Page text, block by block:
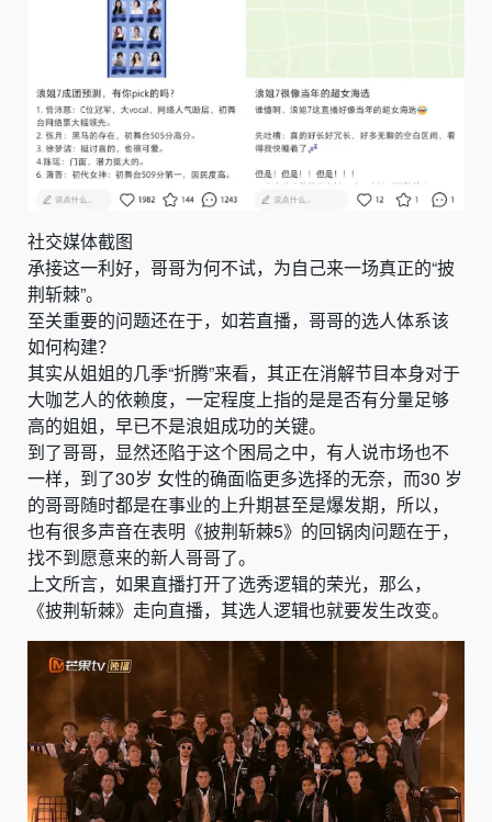
社交媒体截图
承接这一利好，哥哥为何不试，为自己来一场真正的“披
荆斩棘”。
至关重要的问题还在于，如若直播，哥哥的选人体系该
如何构建？
其实从姐姐的几季“折腾”来看，其正在消解节目本身对于
大咖艺人的依赖度，一定程度上指的是是否有分量足够
高的姐姐，早已不是浪姐成功的关键。
到了哥哥，显然还陷于这个困局之中，有人说市场也不
一样，到了30岁 女性的确面临更多选择的无奈，而30 岁
的哥哥随时都是在事业的上升期甚至是爆发期，所以，
也有很多声音在表明《披荆斩棘5》的回锅肉问题在于，
找不到愿意来的新人哥哥了。
上文所言，如果直播打开了选秀逻辑的荣光，那么，
《披荆斩棘》走向直播，其选人逻辑也就要发生改变。